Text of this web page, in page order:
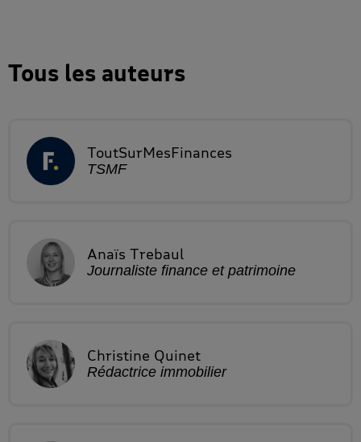
Tous les auteurs
ToutSurMesFinances
TSMF
Anaïs Trebaul
Journaliste finance et patrimoine
Christine Quinet
Rédactrice immobilier